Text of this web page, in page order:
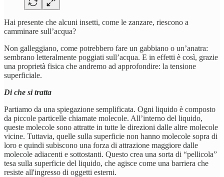
Hai presente che alcuni insetti, come le zanzare, riescono a
camminare sull’acqua?
Non galleggiano, come potrebbero fare un gabbiano o un’anatra:
sembrano letteralmente poggiati sull’acqua. E in effetti è così, grazie
una proprietà fisica che andremo ad approfondire: la tensione
superficiale.
Di che si tratta
Partiamo da una spiegazione semplificata. Ogni liquido è composto
da piccole particelle chiamate molecole. All’interno del liquido,
queste molecole sono attratte in tutte le direzioni dalle altre molecole
vicine. Tuttavia, quelle sulla superficie non hanno molecole sopra di
loro e quindi subiscono una forza di attrazione maggiore dalle
molecole adiacenti e sottostanti. Questo crea una sorta di “pellicola”
tesa sulla superficie del liquido, che agisce come una barriera che
resiste all'ingresso di oggetti esterni.